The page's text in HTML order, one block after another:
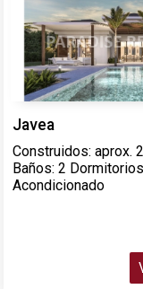
Javea
Construidos: aprox.
Baños: 2
Acondicionado